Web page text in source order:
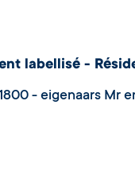
labellisé -
- eigenaars Mr